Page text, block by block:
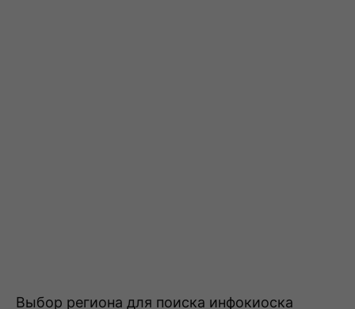
Выбор региона для поиска инфокиоска